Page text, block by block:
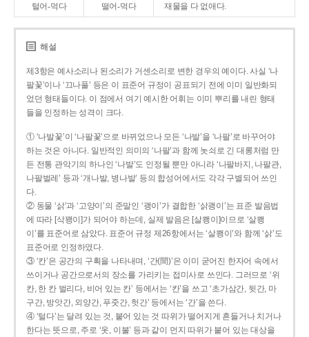
털어-먹다 떨어-먹다 재물을 다 없애다.
해설
제3항은 예사소리나 된소리가 거센소리로 변한 경우의 예이다. 사실 ‘나
팔꽃’이나 ‘끄나풀’ 등은 이 표준어 규정이 공표되기 전에 이미 일반화되
었던 형태들이다. 이 점에서 여기 예시한 어휘는 이미 뿌리를 내린 형태
들을 인정하는 성격이 크다.
① ‘나발꽃’이 ‘나팔꽃’으로 바뀌었으나 모든 ‘나발’을 ‘나팔’로 바꾸어야
하는 것은 아니다. 일반적인 의미의 ‘나팔’과 함께 놋쇠로 긴 대롱처럼 만
든 전통 관악기의 하나인 ‘나발’도 인정될 뿐만 아니라 ‘나팔바지, 나팔관,
나팔벌레’ 등과 ‘개나발, 병나발’ 등의 합성어에서도 각각 구별되어 쓰인
다.
② 동물 ‘삵’과 ‘고양이’의 준말인 ‘괭이’가 결합한 ‘삵괭이’는 표준 발음법
에 따라 [삭꽹이]가 되어야 하는데, 실제 발음은 [살쾡이]이므로 ‘살쾡
이’를 표준어로 삼았다. 표준어 규정 제26항에서는 ‘살쾡이’와 함께 ‘삵’도
표준어로 인정하였다.
③ ‘칸’은 공간의 구획을 나타내며, ‘간(間)’은 이미 굳어진 한자어 속에서
쓰이거나 공간으로서의 장소를 가리키는 접미사로 쓰인다. 그러므로 ‘위
칸, 한 칸 벌리다, 비어 있는 칸’ 등에서는 ‘칸’을 쓰고 ‘초가삼간, 뒷간, 마
구간, 방앗간, 외양간, 푸줏간, 헛간’ 등에서는 ‘간’을 쓴다.
④ ‘털다’는 달려 있는 것, 붙어 있는 것 따위가 떨어지게 흔들거나 치거나
한다는 뜻으로, 주로 ‘옷, 이불’ 등과 같이 먼지 따위가 붙어 있는 대상을